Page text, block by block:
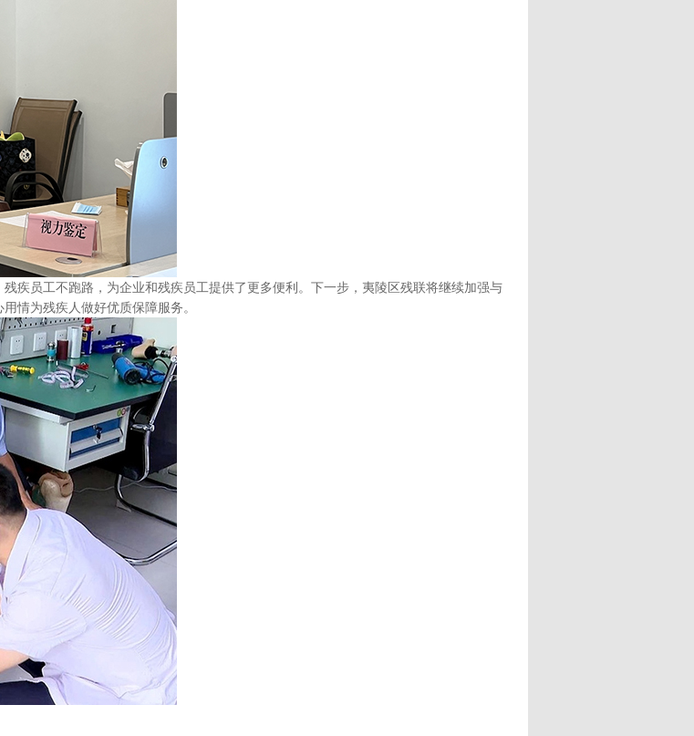
疾员工不跑路，为企业和残疾员工提供了更多便利。下一步，夷陵区残联将继续加强与
情为残疾人做好优质保障服务。